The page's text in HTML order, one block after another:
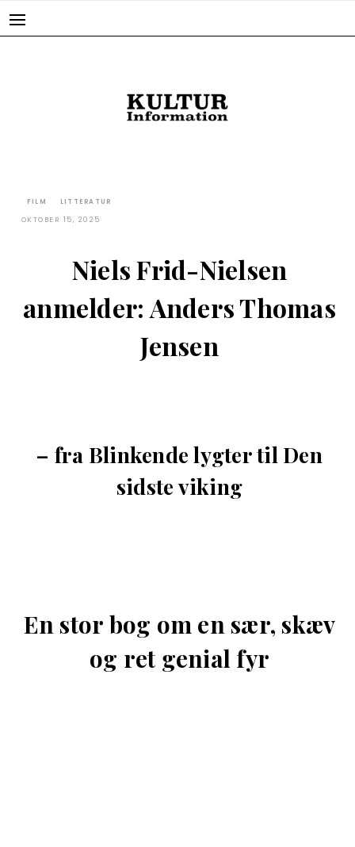
FILM LITTERATUR
OKTOBER 15, 2025
Niels Frid-Nielsen
anmelder: Anders Thomas
Jensen
– fra Blinkende lygter til Den
sidste viking
En stor bog om en sær, skæv
og ret genial fyr